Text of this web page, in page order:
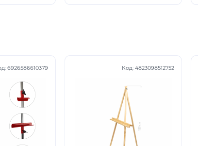
6926586610379 Код: 4823098512752